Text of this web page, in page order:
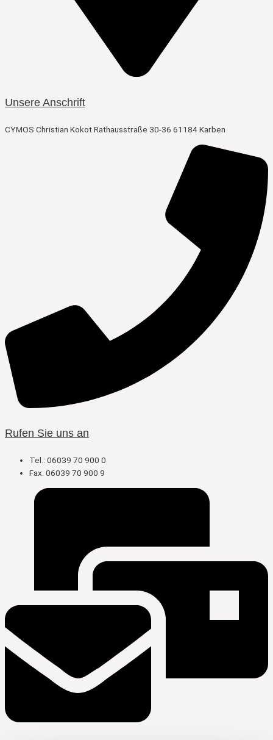
Unsere Anschrift
CYMOS Christian Kokot Rathausstraße 30-36 61184 Karben
Rufen Sie uns an
Tel.: 06039 70 900 0
Fax: 06039 70 900 9